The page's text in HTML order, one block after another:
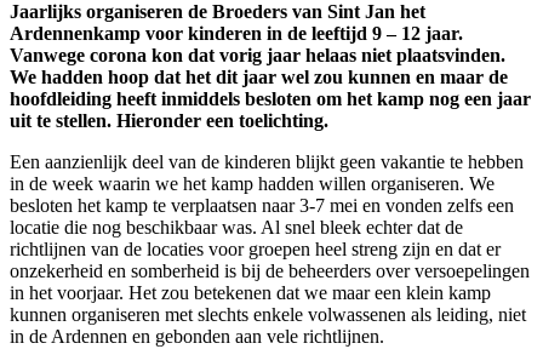
Jaarlijks organiseren de Broeders van Sint Jan het
Ardennenkamp voor kinderen in de leeftijd 9 – 12 jaar.
Vanwege corona kon dat vorig jaar helaas niet plaatsvinden.
We hadden hoop dat het dit jaar wel zou kunnen en maar de
hoofdleiding heeft inmiddels besloten om het kamp nog een jaar
uit te stellen. Hieronder een toelichting.
Een aanzienlijk deel van de kinderen blijkt geen vakantie te hebben
in de week waarin we het kamp hadden willen organiseren. We
besloten het kamp te verplaatsen naar 3-7 mei en vonden zelfs een
locatie die nog beschikbaar was. Al snel bleek echter dat de
richtlijnen van de locaties voor groepen heel streng zijn en dat er
onzekerheid en somberheid is bij de beheerders over versoepelingen
in het voorjaar. Het zou betekenen dat we maar een klein kamp
kunnen organiseren met slechts enkele volwassenen als leiding, niet
in de Ardennen en gebonden aan vele richtlijnen.